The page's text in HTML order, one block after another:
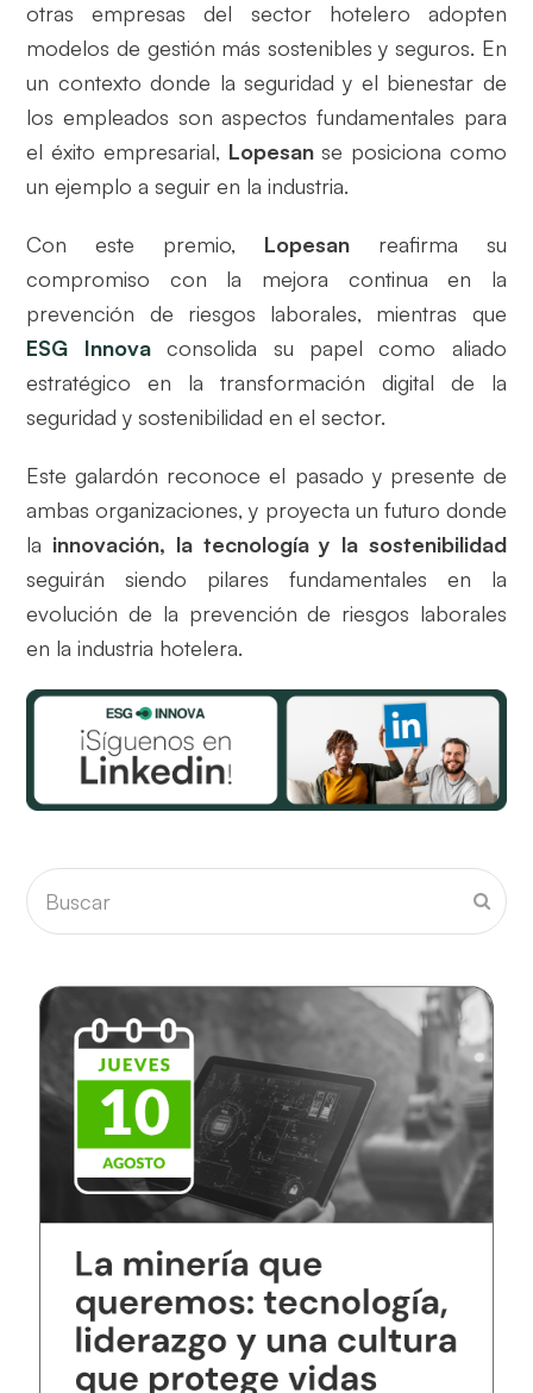
otras empresas del sector hotelero adopten
modelos de gestión más sostenibles y seguros. En
un contexto donde la seguridad y el bienestar de
los empleados son aspectos fundamentales para
el éxito empresarial, Lopesanse posiciona como
un ejemplo a seguir en la industria.
Con este premio, Lopesanreafirma su
compromiso con la mejora continua en la
prevención de riesgos laborales, mientras que
ESG Innovaconsolida su papel como aliado
estratégico en la transformación digital de la
seguridad y sostenibilidad en el sector.
Este galardón reconoce el pasado y presente de
ambas organizaciones, y proyecta un futuro donde
la innovación, la tecnología y la sostenibilidad
seguirán siendo pilares fundamentales en la
evolución de la prevención de riesgos laborales
en la industria hotelera.
Buscar